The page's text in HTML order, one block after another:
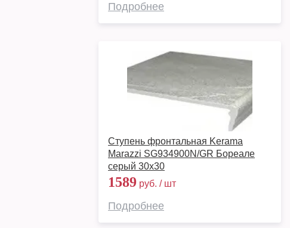
Подробнее
Ступень фронтальная Kerama
Marazzi SG934900N/GR Бореале
серый 30x30
1589 руб. / шт
Подробнее